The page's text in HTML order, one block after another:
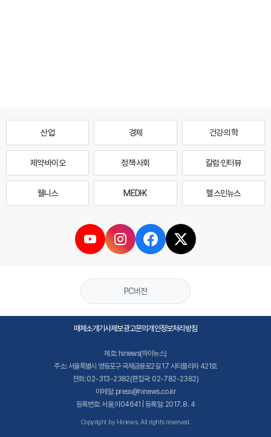
산업 경제 건강·의학
제약·바이오 정책·사회 칼럼·인터뷰
웰니스 MEDI·K 헬스인뉴스
PC버전
매체소개기사제보광고문의개인정보처리방침
제호: hinews(하이뉴스)
주소: 서울특별시 영등포구 국제금융로2길 17 시티플라자 421호
전화: 02-313-2382(편집국: 02-782-2382)
이메일: press@hinews.co.kr
등록번호: 서울,아04641 | 등록일: 2017. 8. 4
Copyright by Hinews. All rights reserved.